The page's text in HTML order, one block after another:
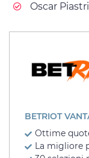
Oscar
BETRIOT
Ottime
La migliore